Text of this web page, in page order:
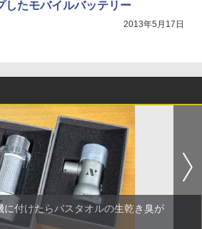
したモバイルバッテリー
2013年5月17日
に付けたらバスタオルの生乾き臭が